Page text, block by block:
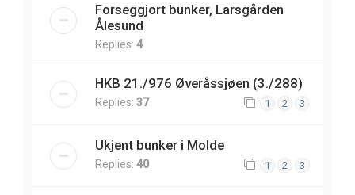
Forseggjort bunker, Larsgården
Ålesund
Replies: 4
HKB 21./976 Øveråssjøen (3./288)
Replies: 37 1 2 3
Ukjent bunker i Molde
Replies: 40 1 2 3